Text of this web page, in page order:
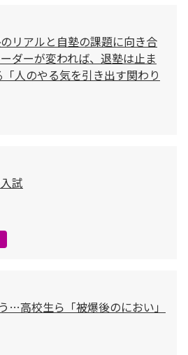
リアルと自塾の課題に向き合
ダーが変われば、退塾は止ま
人のやる気を引き出す関わり
試
高校生ら「被爆後のにおい」